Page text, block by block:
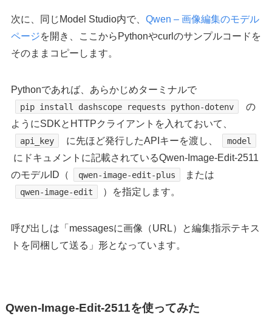
次に、同じModel Studio内で、 Qwen – 画像編集のモデル
ページを開き、ここからPythonやcurlのサンプルコードを
そのままコピーします。
Pythonであれば、あらかじめターミナルで
pip install dashscope requests python-dotenv
の
ようにSDKとHTTPクライアントを入れておいて、
api_key に先ほど発行したAPIキーを渡し、 model
にドキュメントに記載されているQwen-Image-Edit-2511
のモデルID（
qwen-image-edit-plus または
qwen-image-edit ）を指定します。
呼び出しは「messagesに画像（URL）と編集指示テキス
トを同梱して送る」形となっています。
Qwen-Image-Edit-2511を使ってみた